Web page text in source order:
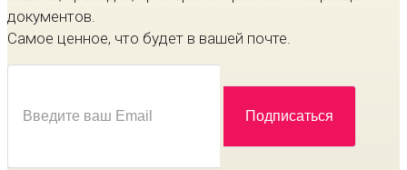
документов.
Самое ценное, что будет в вашей почте.